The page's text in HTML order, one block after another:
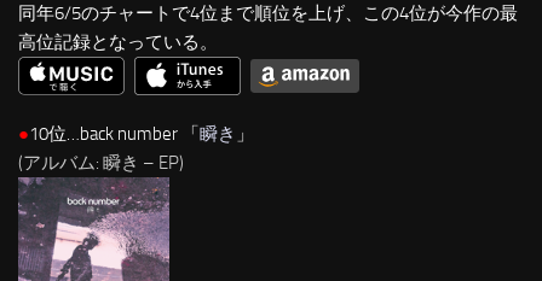
同年6/5のチャートで4位まで順位を上げ、この4位が今作の最
高位記録となっている。
●10位…back number 「瞬き 」
(アルバム: 瞬き – EP)